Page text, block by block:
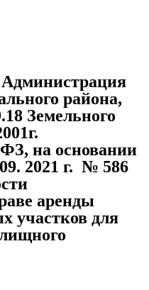
района,
Земельного
2021 г. № 586
аренды
участков для